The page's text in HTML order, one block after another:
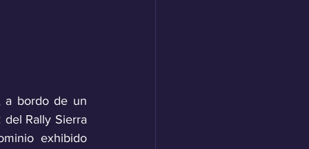
a bordo de un
Rally Sierra
exhibido